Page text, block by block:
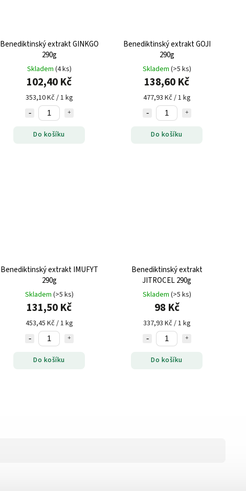
Benediktinský extrakt GINKGO
290g
Skladem (4 ks)
102,40 Kč
353,10 Kč / 1 kg
Do košíku
Benediktinský extrakt GOJI
290g
Skladem (>5 ks)
138,60 Kč
477,93 Kč / 1 kg
Do košíku
Benediktinský extrakt IMUFYT
290g
Skladem (>5 ks)
131,50 Kč
453,45 Kč / 1 kg
Do košíku
Benediktinský extrakt
JITROCEL 290g
Skladem (>5 ks)
98 Kč
337,93 Kč / 1 kg
Do košíku